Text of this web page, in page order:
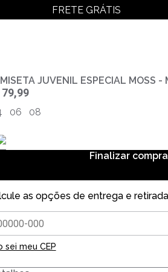
FRETE GRÁTIS
JUVENIL ESPECIAL MOSS -
79,99
06 08
Finalizar compra
as opções de entrega e retirada
sei meu CEP